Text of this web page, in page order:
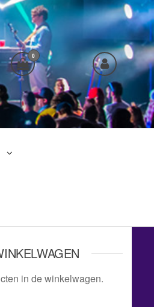
0
in de winkelwagen.